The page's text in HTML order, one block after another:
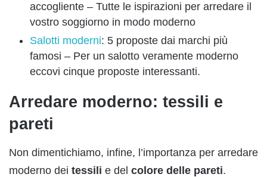
accogliente – Tutte le ispirazioni per arredare il
vostro soggiorno in modo moderno
Salotti moderni: 5 proposte dai marchi più
famosi – Per un salotto veramente moderno
eccovi cinque proposte interessanti.
Arredare moderno: tessili e
pareti
Non dimentichiamo, infine, l’importanza per arredare
moderno dei tessili e del colore delle pareti.